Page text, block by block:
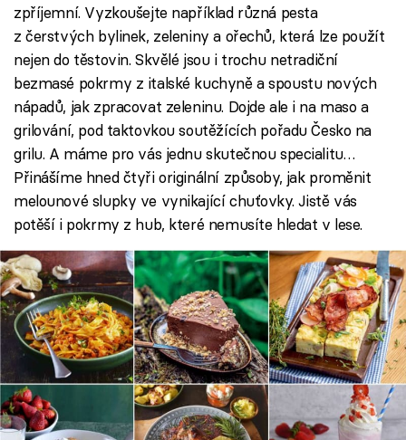
zpříjemní. Vyzkoušejte například různá pesta
z čerstvých bylinek, zeleniny a ořechů, která lze použít
nejen do těstovin. Skvělé jsou i trochu netradiční
bezmasé pokrmy z italské kuchyně a spoustu nových
nápadů, jak zpracovat zeleninu. Dojde ale i na maso a
grilování, pod taktovkou soutěžících pořadu Česko na
grilu. A máme pro vás jednu skutečnou specialitu…
Přinášíme hned čtyři originální způsoby, jak proměnit
melounové slupky ve vynikající chuťovky. Jistě vás
potěší i pokrmy z hub, které nemusíte hledat v lese.